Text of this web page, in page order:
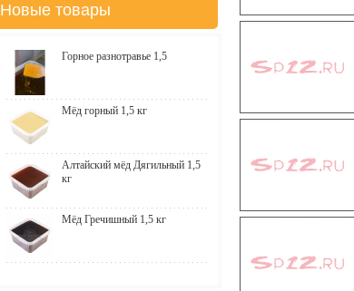
Новые товары
Горное разнотравье 1,5
Мёд горный 1,5 кг
Алтайский мёд Дягильный 1,5
кг
Мёд Гречишный 1,5 кг